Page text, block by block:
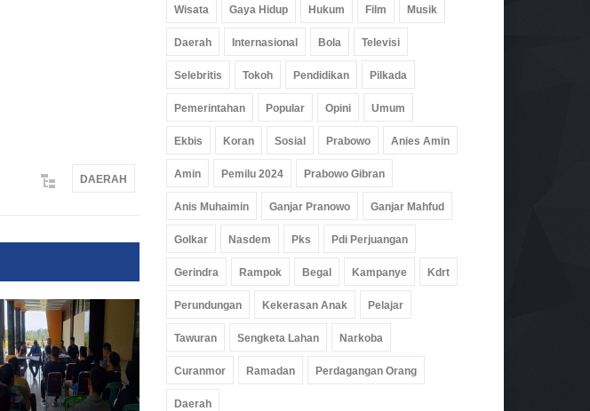
DAERAH
Wisata Gaya Hidup Hukum Film Musik
Daerah Internasional Bola Televisi
Selebritis Tokoh Pendidikan Pilkada
Pemerintahan Popular Opini Umum
Ekbis Koran Sosial Prabowo Anies Amin
Amin Pemilu 2024 Prabowo Gibran
Anis Muhaimin Ganjar Pranowo Ganjar Mahfud
Golkar Nasdem Pks Pdi Perjuangan
Gerindra Rampok Begal Kampanye Kdrt
Perundungan Kekerasan Anak Pelajar
Tawuran Sengketa Lahan Narkoba
Curanmor Ramadan Perdagangan Orang
Daerah